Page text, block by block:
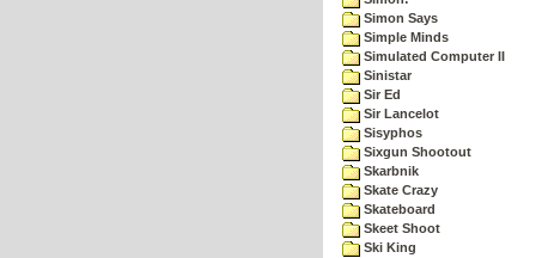
Simon Says
Simple Minds
Simulated Computer II
Sinistar
Sir Ed
Sir Lancelot
Sisyphos
Sixgun Shootout
Skarbnik
Skate Crazy
Skateboard
Skeet Shoot
Ski King